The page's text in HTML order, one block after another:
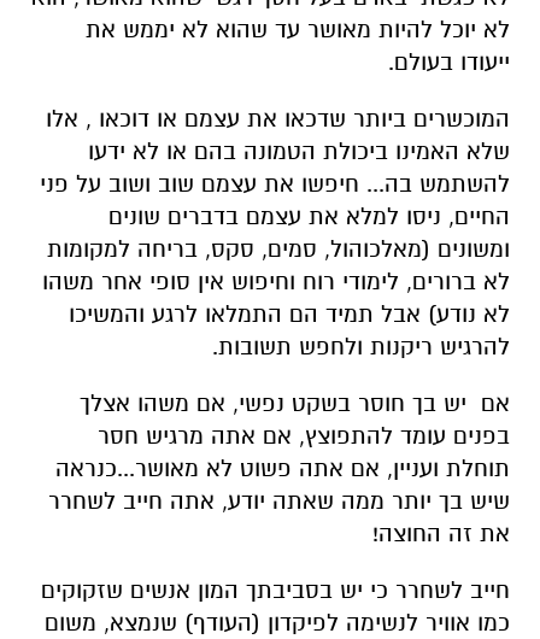
לא יוכל להיות מאושר עד שהוא לא יממש את
ייעודו בעולם.
המוכשרים ביותר שדכאו את עצמם או דוכאו , אלו
שלא האמינו ביכולת הטמונה בהם או לא ידעו
להשתמש בה... חיפשו את עצמם שוב ושוב על פני
החיים, ניסו למלא את עצמם בדברים שונים
ומשונים (מאלכוהול, סמים, סקס, בריחה למקומות
לא ברורים, לימודי רוח וחיפוש אין סופי אחר משהו
לא נודע) אבל תמיד הם התמלאו לרגע והמשיכו
להרגיש ריקנות ולחפש תשובות.
אם יש בך חוסר בשקט נפשי, אם משהו אצלך
בפנים עומד להתפוצץ, אם אתה מרגיש חסר
תוחלת ועניין, אם אתה פשוט לא מאושר...כנראה
שיש בך יותר ממה שאתה יודע, אתה חייב לשחרר
את זה החוצה!
חייב לשחרר כי יש בסביבתך המון אנשים שזקוקים
כמו אוויר לנשימה לפיקדון (העודף) שנמצא, משום